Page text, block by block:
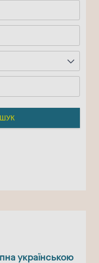
українською